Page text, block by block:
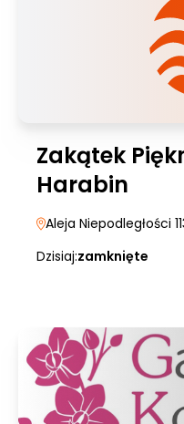
Zakątek
Harabin
Aleja Niepodległości
Dzisiaj:zamknięte